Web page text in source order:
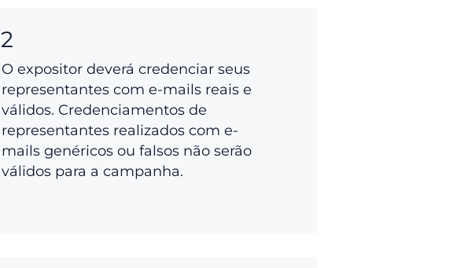
2
O expositor deverá credenciar seus
representantes com e-mails reais e
válidos. Credenciamentos de
representantes realizados com e-
mails genéricos ou falsos não serão
válidos para a campanha.